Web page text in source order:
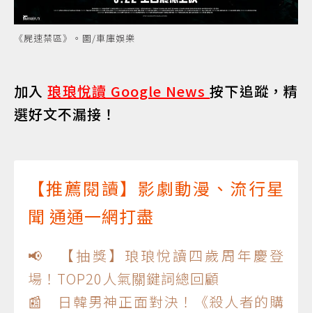
《屍速禁區》。圖/車庫娛樂
加入琅琅悅讀 Google News按下追蹤，精
選好文不漏接！
【推薦閱讀】影劇動漫、流行星
聞 通通一網打盡
📢 【抽獎】琅琅悅讀四歲周年慶登
場！TOP20人氣關鍵詞總回顧
📰 日韓男神正面對決！《殺人者的購